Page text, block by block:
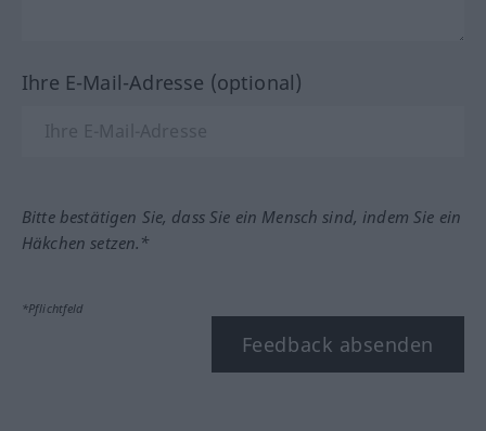
Ihre E-Mail-Adresse (optional)
Bitte bestätigen Sie, dass Sie ein Mensch sind, indem Sie ein
Häkchen setzen.*
*Pflichtfeld
Feedback absenden